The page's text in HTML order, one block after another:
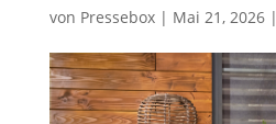
von Pressebox| Mai 21, 2026|